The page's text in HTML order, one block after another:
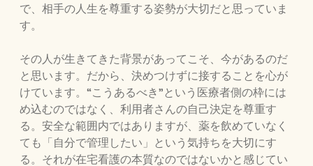
で、相手の人生を尊重する姿勢が大切だと思っていま
す。
その人が生きてきた背景があってこそ、今があるのだ
と思います。だから、決めつけずに接することを心が
けています。“こうあるべき”という医療者側の枠には
め込むのではなく、利用者さんの自己決定を尊重す
る。安全な範囲内ではありますが、薬を飲めていなく
ても「自分で管理したい」という気持ちを大切にす
る。それが在宅看護の本質なのではないかと感じてい